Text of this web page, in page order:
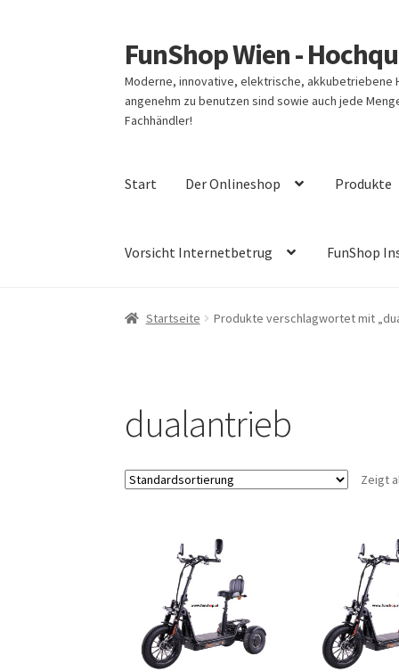
Zur
Navigation
springen
Zum
Inhalt
springen
FunShop Wien -
Moderne, innovative, elektrische,
angenehm zu benutzen sind sowie auch jede
Fachhändler!
Start Der Onlineshop Produkte
Vorsicht Internetbetrug FunShop
Startseite Produkte verschlagwortet mit
dualantrieb
Zeigt